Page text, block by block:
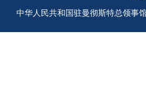
中华人民共和国驻曼彻斯特总领事